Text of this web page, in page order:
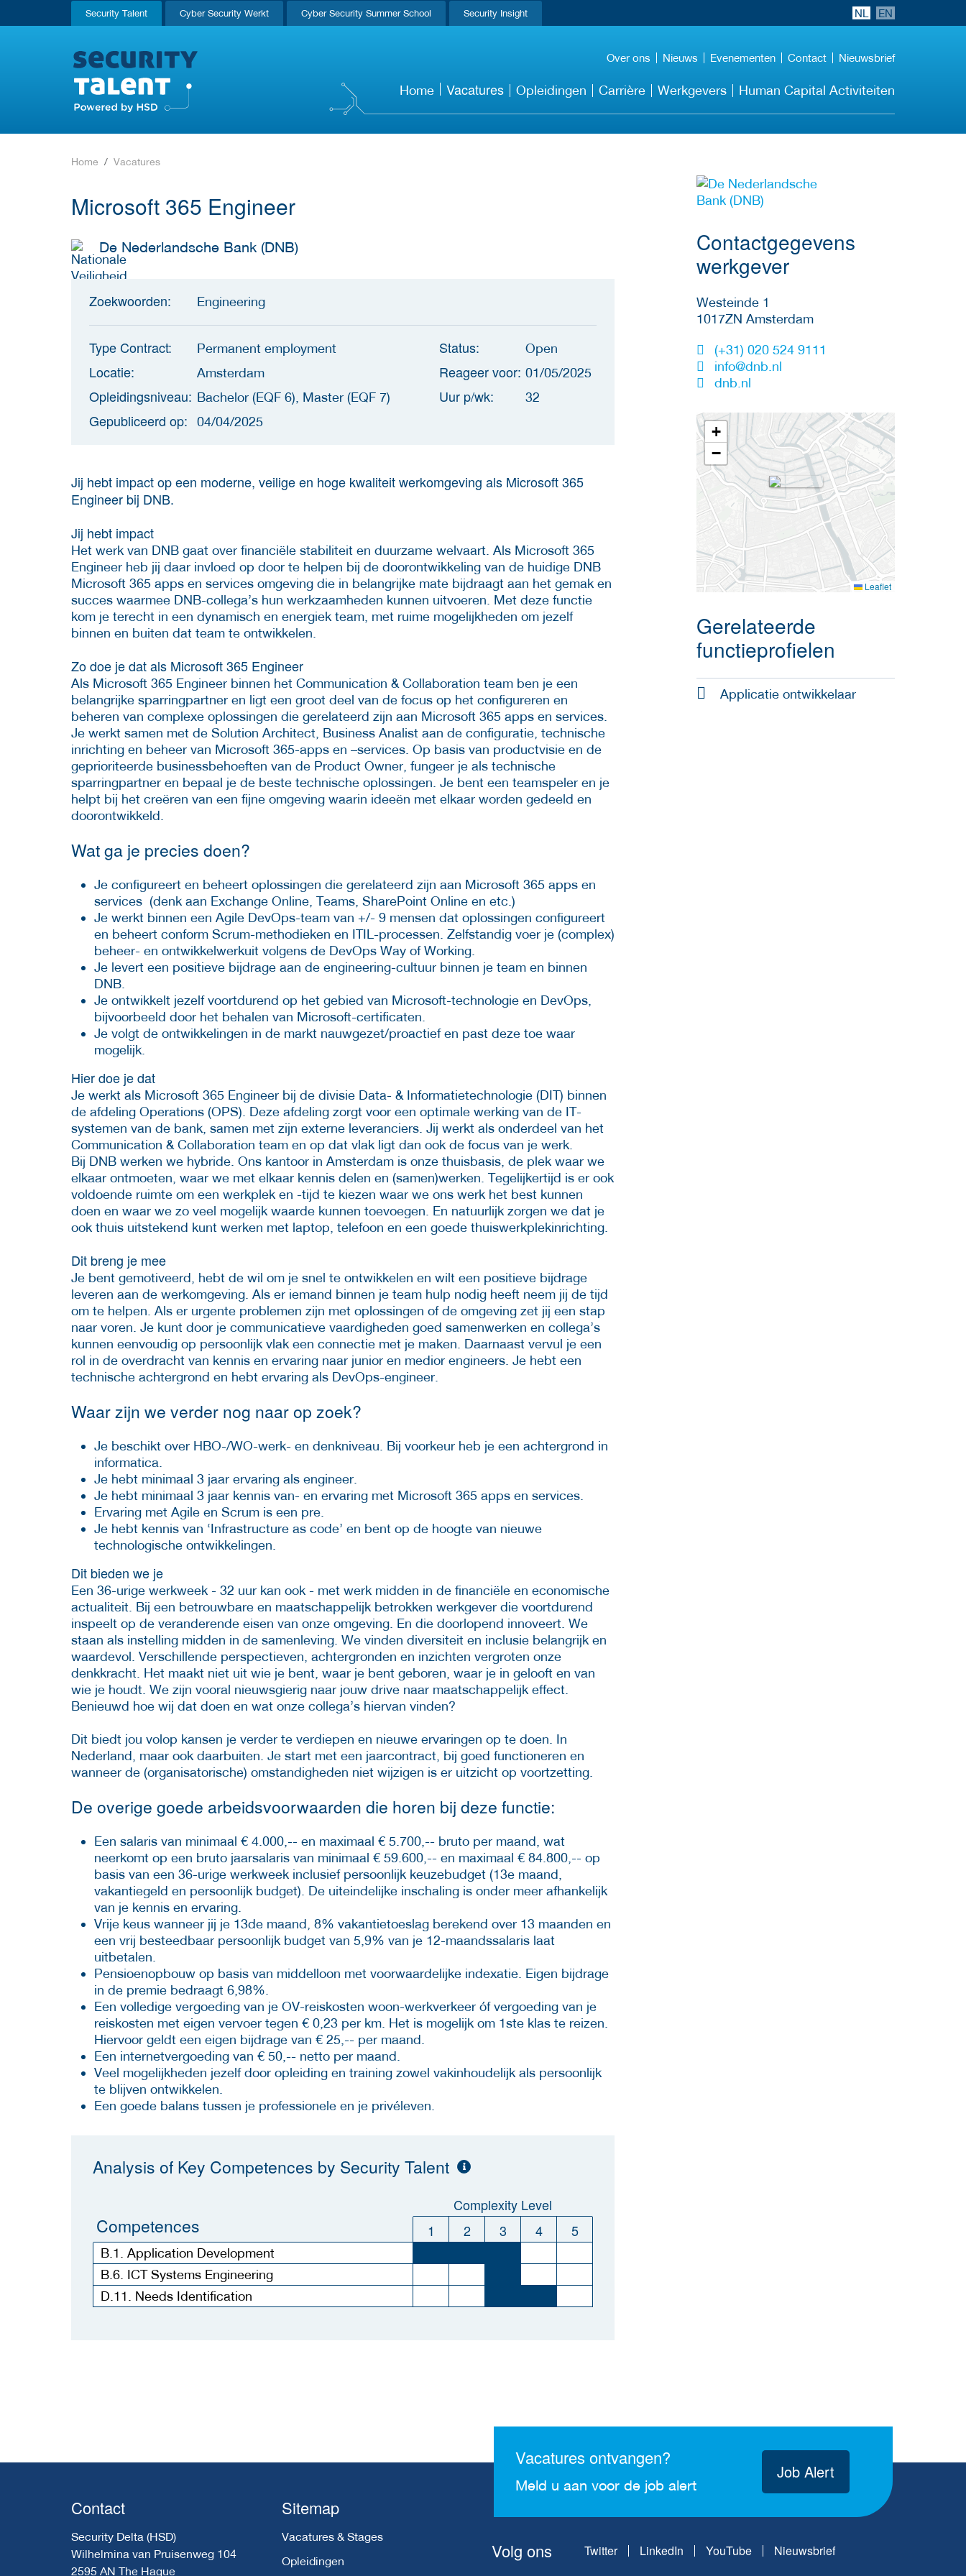
Security Talent Cyber Security Werkt Cyber Security Summer School Security Insight NL EN
Over ons Nieuws Evenementen Contact Nieuwsbrief
Home Vacatures Opleidingen Carrière Werkgevers Human Capital Activiteiten
Home Vacatures
Microsoft 365 Engineer
De Nederlandsche Bank (DNB)
Zoekwoorden: Engineering
Type Contract: Permanent employment
Locatie: Amsterdam
Opleidingsniveau: Bachelor (EQF 6), Master (EQF 7)
Gepubliceerd op: 04/04/2025
Status: Open
Reageer voor: 01/05/2025
Uur p/wk: 32
Jij hebt impact op een moderne, veilige en hoge kwaliteit werkomgeving als Microsoft 365
Engineer bij DNB.
Jij hebt impact
Het werk van DNB gaat over financiële stabiliteit en duurzame welvaart. Als Microsoft 365
Engineer heb jij daar invloed op door te helpen bij de doorontwikkeling van de huidige DNB
Microsoft 365 apps en services omgeving die in belangrijke mate bijdraagt aan het gemak en
succes waarmee DNB-collega’s hun werkzaamheden kunnen uitvoeren. Met deze functie
kom je terecht in een dynamisch en energiek team, met ruime mogelijkheden om jezelf
binnen en buiten dat team te ontwikkelen.
Zo doe je dat als Microsoft 365 Engineer
Als Microsoft 365 Engineer binnen het Communication & Collaboration team ben je een
belangrijke sparringpartner en ligt een groot deel van de focus op het configureren en
beheren van complexe oplossingen die gerelateerd zijn aan Microsoft 365 apps en services.
Je werkt samen met de Solution Architect, Business Analist aan de configuratie, technische
inrichting en beheer van Microsoft 365-apps en –services. Op basis van productvisie en de
geprioriteerde businessbehoeften van de Product Owner, fungeer je als technische
sparringpartner en bepaal je de beste technische oplossingen. Je bent een teamspeler en je
helpt bij het creëren van een fijne omgeving waarin ideeën met elkaar worden gedeeld en
doorontwikkeld.
Wat ga je precies doen?
Je configureert en beheert oplossingen die gerelateerd zijn aan Microsoft 365 apps en
services (denk aan Exchange Online, Teams, SharePoint Online en etc.)
Je werkt binnen een Agile DevOps-team van +/- 9 mensen dat oplossingen configureert
en beheert conform Scrum-methodieken en ITIL-processen. Zelfstandig voer je (complex)
beheer- en ontwikkelwerkuit volgens de DevOps Way of Working.
Je levert een positieve bijdrage aan de engineering-cultuur binnen je team en binnen
DNB.
Je ontwikkelt jezelf voortdurend op het gebied van Microsoft-technologie en DevOps,
bijvoorbeeld door het behalen van Microsoft-certificaten.
Je volgt de ontwikkelingen in de markt nauwgezet/proactief en past deze toe waar
mogelijk.
Hier doe je dat
Je werkt als Microsoft 365 Engineer bij de divisie Data- & Informatietechnologie (DIT) binnen
de afdeling Operations (OPS). Deze afdeling zorgt voor een optimale werking van de IT-
systemen van de bank, samen met zijn externe leveranciers. Jij werkt als onderdeel van het
Communication & Collaboration team en op dat vlak ligt dan ook de focus van je werk.
Bij DNB werken we hybride. Ons kantoor in Amsterdam is onze thuisbasis, de plek waar we
elkaar ontmoeten, waar we met elkaar kennis delen en (samen)werken. Tegelijkertijd is er ook
voldoende ruimte om een werkplek en -tijd te kiezen waar we ons werk het best kunnen
doen en waar we zo veel mogelijk waarde kunnen toevoegen. En natuurlijk zorgen we dat je
ook thuis uitstekend kunt werken met laptop, telefoon en een goede thuiswerkplekinrichting.
Dit breng je mee
Je bent gemotiveerd, hebt de wil om je snel te ontwikkelen en wilt een positieve bijdrage
leveren aan de werkomgeving. Als er iemand binnen je team hulp nodig heeft neem jij de tijd
om te helpen. Als er urgente problemen zijn met oplossingen of de omgeving zet jij een stap
naar voren. Je kunt door je communicatieve vaardigheden goed samenwerken en collega’s
kunnen eenvoudig op persoonlijk vlak een connectie met je maken. Daarnaast vervul je een
rol in de overdracht van kennis en ervaring naar junior en medior engineers. Je hebt een
technische achtergrond en hebt ervaring als DevOps-engineer.
Waar zijn we verder nog naar op zoek?
Je beschikt over HBO-/WO-werk- en denkniveau. Bij voorkeur heb je een achtergrond in
informatica.
Je hebt minimaal 3 jaar ervaring als engineer.
Je hebt minimaal 3 jaar kennis van- en ervaring met Microsoft 365 apps en services.
Ervaring met Agile en Scrum is een pre.
Je hebt kennis van ‘Infrastructure as code’ en bent op de hoogte van nieuwe
technologische ontwikkelingen.
Dit bieden we je
Een 36-urige werkweek - 32 uur kan ook - met werk midden in de financiële en economische
actualiteit. Bij een betrouwbare en maatschappelijk betrokken werkgever die voortdurend
inspeelt op de veranderende eisen van onze omgeving. En die doorlopend innoveert. We
staan als instelling midden in de samenleving. We vinden diversiteit en inclusie belangrijk en
waardevol. Verschillende perspectieven, achtergronden en inzichten vergroten onze
denkkracht. Het maakt niet uit wie je bent, waar je bent geboren, waar je in gelooft en van
wie je houdt. We zijn vooral nieuwsgierig naar jouw drive naar maatschappelijk effect.
Benieuwd hoe wij dat doen en wat onze collega’s hiervan vinden?
Dit biedt jou volop kansen je verder te verdiepen en nieuwe ervaringen op te doen. In
Nederland, maar ook daarbuiten. Je start met een jaarcontract, bij goed functioneren en
wanneer de (organisatorische) omstandigheden niet wijzigen is er uitzicht op voortzetting.
De overige goede arbeidsvoorwaarden die horen bij deze functie:
Een salaris van minimaal € 4.000,-- en maximaal € 5.700,-- bruto per maand, wat
neerkomt op een bruto jaarsalaris van minimaal € 59.600,-- en maximaal € 84.800,-- op
basis van een 36-urige werkweek inclusief persoonlijk keuzebudget (13e maand,
vakantiegeld en persoonlijk budget). De uiteindelijke inschaling is onder meer afhankelijk
van je kennis en ervaring.
Vrije keus wanneer jij je 13de maand, 8% vakantietoeslag berekend over 13 maanden en
een vrij besteedbaar persoonlijk budget van 5,9% van je 12-maandssalaris laat
uitbetalen.
Pensioenopbouw op basis van middelloon met voorwaardelijke indexatie. Eigen bijdrage
in de premie bedraagt 6,98%.
Een volledige vergoeding van je OV-reiskosten woon-werkverkeer óf vergoeding van je
reiskosten met eigen vervoer tegen € 0,23 per km. Het is mogelijk om 1ste klas te reizen.
Hiervoor geldt een eigen bijdrage van € 25,-- per maand.
Een internetvergoeding van € 50,-- netto per maand.
Veel mogelijkheden jezelf door opleiding en training zowel vakinhoudelijk als persoonlijk
te blijven ontwikkelen.
Een goede balans tussen je professionele en je privéleven.
Analysis of Key Competences by Security Talent
Complexity Level
Competences 1 2 3 4 5
B.1. Application Development
B.6. ICT Systems Engineering
D.11. Needs Identification
Meer werkgever
details
Contactgegevens
werkgever
Westeinde 1
1017ZN Amsterdam
(+31) 020 524 9111
info@dnb.nl
dnb.nl
+
−
Leaflet
Gerelateerde
functieprofielen
Applicatie ontwikkelaar
Vacatures ontvangen?
Meld u aan voor de job alert
Job Alert
Contact
Security Delta (HSD)
Wilhelmina van Pruisenweg 104
2595 AN The Hague
Sitemap
Vacatures & Stages
Opleidingen
Volg ons Twitter LinkedIn YouTube Nieuwsbrief